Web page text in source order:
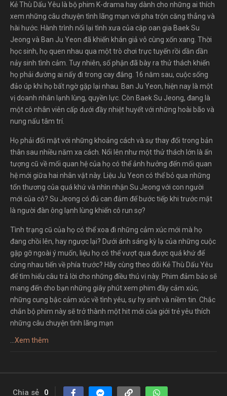
Kẻ Thù Dấu Yêu là bộ phim K-drama hay dành cho những ai thích
xem những câu chuyện tình lãng mạn với pha trộn căng thẳng và
hài hước. Hành trình nối lại tình xưa của cặp oan gia Baek Su
Jeong và Ban Ju Yeon đã khiến khán giả vô cùng xốn xang. Thời
học sinh, họ quen nhau qua một trò chơi trực tuyến rồi dần dần
nảy sinh tình cảm. Tuy nhiên, số phận đã bày ra thử thách khiến
họ phải đường ai nấy đi trong cay đắng. 16 năm sau, cuộc sống
đảo úp khi họ bất ngờ gặp lại nhau. Ban Ju Yeon, hiện nay là một
vị doanh nhân lạnh lùng, quyền lực. Còn Baek Su Jeong, đang là
một cô nhân viên cấp dưới đầy nhiệt huyết với những hoài bão và
nung nấu tâm trí.
Họ phải đối mặt với những khoảng cách và sự thay đổi trong bản
thân sau nhiều năm xa cách. Nổi lên như một thử thách lớn là ấn
tượng cũ về mối quan hệ của họ có thể ảnh hưởng đến mối quan
hệ mới giữa hai nhân vật này. Liệu Ju Yeon có thể bỏ qua những
tổn thương của quá khứ và nhìn nhận Su Jeong với con người
mới của cô? Su Jeong có đủ can đảm để bước tiếp khi trước mặt
là người đàn ông lạnh lùng khiến cô run sợ?
Tình trạng cũ của họ có thể xoa đi những cảm xúc mới mà họ
đang chồi lên, hay ngược lại? Dưới ánh sáng kỳ lạ của những cuộc
gặp gỡ ngoài ý muốn, liệu họ có thể vượt qua được quá khứ để
cùng nhau tiến về phía trước? Hãy cùng theo dõi Kẻ Thù Dấu Yêu
để tìm hiểu câu trả lời cho những điều thú vị này. Phim đảm bảo sẽ
mang đến cho bạn những giây phút xem phim đầy cảm xúc,
những cung bậc cảm xúc về tình yêu, sự hy sinh và niềm tin. Chắc
chắn bộ phim này sẽ trở thành một hit mới của giới trẻ yêu thích
những câu chuyện tình lãng mạn
Xem thêm
Chia sẻ 0